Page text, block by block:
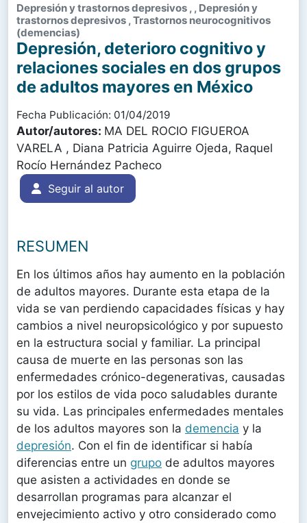
Depresión y trastornos depresivos , , Depresión y
trastornos depresivos , Trastornos neurocognitivos
(demencias)
Depresión, deterioro cognitivo y
relaciones sociales en dos grupos
de adultos mayores en México
Fecha Publicación: 01/04/2019
Autor/autores: MA DEL ROCIO FIGUEROA
VARELA , Diana Patricia Aguirre Ojeda, Raquel
Rocío Hernández Pacheco
Seguir al autor
RESUMEN
En los últimos años hay aumento en la población
de adultos mayores. Durante esta etapa de la
vida se van perdiendo capacidades físicas y hay
cambios a nivel neuropsicológico y por supuesto
en la estructura social y familiar. La principal
causa de muerte en las personas son las
enfermedades crónico-degenerativas, causadas
por los estilos de vida poco saludables durante
su vida. Las principales enfermedades mentales
de los adultos mayores son la demencia y la
depresión. Con el fin de identificar si había
diferencias entre un grupo de adultos mayores
que asisten a actividades en donde se
desarrollan programas para alcanzar el
envejecimiento activo y otro considerado como